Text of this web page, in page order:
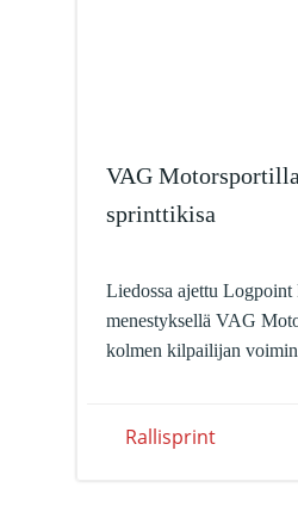
VAG
sprinttikisa
Liedossa ajettu
menestyksellä VAG
kolmen kilpailijan
Rallisprint